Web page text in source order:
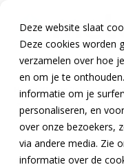
Deze website slaat
Deze cookies worden
verzamelen over hoe
en om je te
informatie om je
personaliseren, en
over onze bezoekers,
via andere media. Zie
informatie over de
Producten
Stelcon®
Railcon®
BTE Groep
Onze verhalen
HomeNieuws De enige
jaar, reden
1 maart 2024-